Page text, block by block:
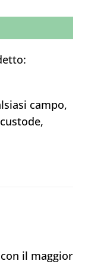
campo,
il maggior